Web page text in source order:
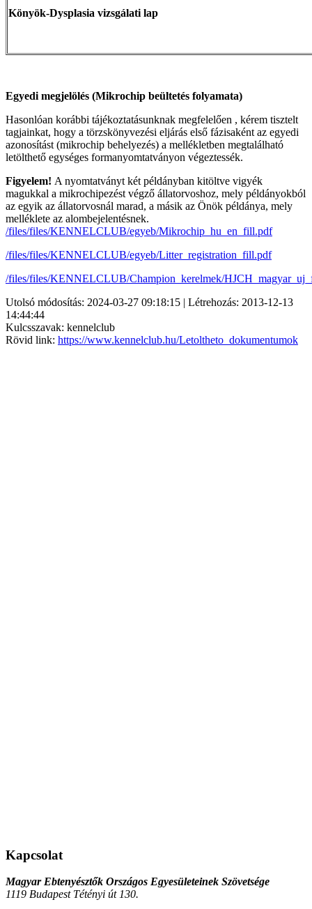
Könyök-Dysplasia vizsgálati lap
Egyedi megjelölés (Mikrochip beültetés folyamata)
Hasonlóan korábbi tájékoztatásunknak megfelelően , kérem tisztelt
tagjainkat, hogy a törzskönyvezési eljárás első fázisaként az egyedi
azonosítást (mikrochip behelyezés) a mellékletben megtalálható
letölthető egységes formanyomtatványon végeztessék.
Figyelem! A nyomtatványt két példányban kitöltve vigyék
magukkal a mikrochipezést végző állatorvoshoz, mely példányokból
az egyik az állatorvosnál marad, a másik az Önök példánya, mely
melléklete az alombejelentésnek.
/files/files/KENNELCLUB/egyeb/Mikrochip_hu_en_fill.pdf
/files/files/KENNELCLUB/egyeb/Litter_registration_fill.pdf
/files/files/KENNELCLUB/Champion_kerelmek/
Utolsó módosítás: 2024-03-27 09:18:15 | Létrehozás: 2013-12-13
14:44:44
Kulcsszavak: kennelclub
Rövid link: https://www.kennelclub.hu/Letoltheto_dokumentumok
Kapcsolat
Magyar Ebtenyésztők Országos Egyesületeinek Szövetsége
1119 Budapest Tétényi út 130.